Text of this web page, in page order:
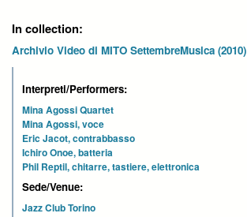
In collection:
Archivio Video di MITO SettembreMusica (2010)
Interpreti/Performers:
Mina Agossi Quartet
Mina Agossi, voce
Eric Jacot, contrabbasso
Ichiro Onoe, batteria
Phil Reptil, chitarre, tastiere, elettronica
Sede/Venue:
Jazz Club Torino